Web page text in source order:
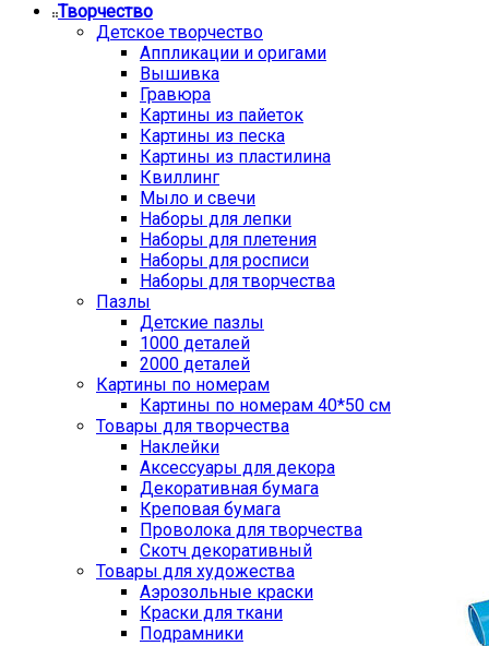
Творчество
Детское творчество
Аппликации и оригами
Вышивка
Гравюра
Картины из пайеток
Картины из песка
Картины из пластилина
Квиллинг
Мыло и свечи
Наборы для лепки
Наборы для плетения
Наборы для росписи
Наборы для творчества
Пазлы
Детские пазлы
1000 деталей
2000 деталей
Картины по номерам
Картины по номерам 40*50 см
Товары для творчества
Наклейки
Аксессуары для декора
Декоративная бумага
Креповая бумага
Проволока для творчества
Скотч декоративный
Товары для художества
Аэрозольные краски
Краски для ткани
Подрамники